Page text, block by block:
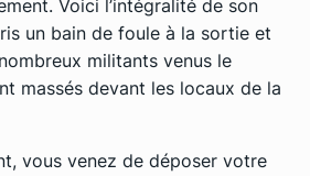
Voici l’intégralité de son
un bain de foule à la sortie et
militants venus le
massés devant les locaux de la
vous venez de déposer votre